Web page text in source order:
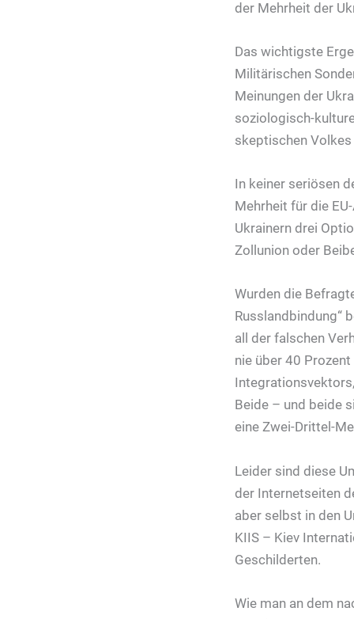
der Mehrheit der
Das wichtigste
Militärischen
Meinungen der
soziologisch-
skeptischen
In keiner seriösen
Mehrheit für die
Ukrainern drei
Zollunion oder
Wurden die
Russlandbindung“
all der falschen
nie über 40
Beide – und beide
eine Zwei-Drittel-
Leider sind diese
der Internetseiten
aber selbst in den
KIIS – Kiev
Geschilderten.
Wie man an dem